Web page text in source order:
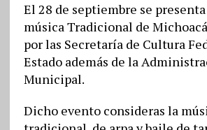
El 28 de septiembre se
música Tradicional de
por las Secretaría de Cultura
Estado además de la
Municipal.
Dicho evento consideras la